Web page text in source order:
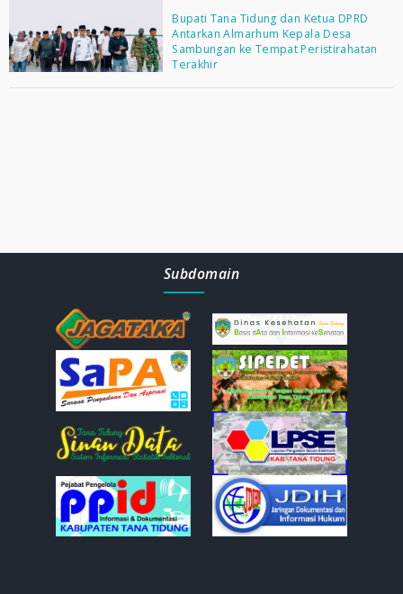
Bupati Tana Tidung dan Ketua DPRD
Antarkan Almarhum Kepala Desa
Sambungan ke Tempat Peristirahatan
Terakhir
Subdomain